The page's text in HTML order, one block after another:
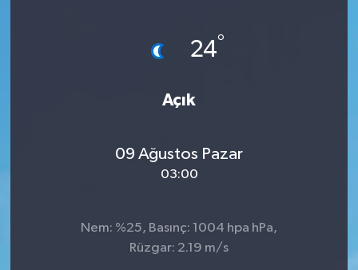
24°
Açık
09 Ağustos Pazar
03:00
Nem: %25, Basınç: 1004 hpa hPa,
Rüzgar: 2.19 m/s